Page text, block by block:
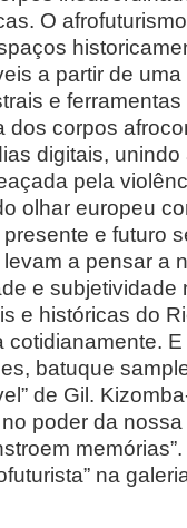
O
a partir de
e
dos corpos
digitais,
pela
olhar europeu
e futuro
a pensar a
e subjetividade
e históricas do
batuque
de Gil.
poder da
na